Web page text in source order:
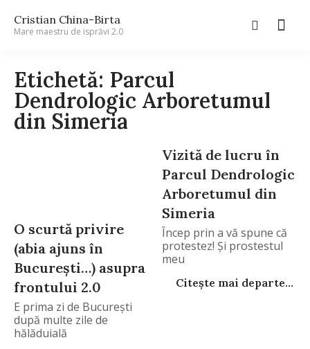
Cristian China-Birta
Mare maestru de isprăvi 2.0
Etichetă: Parcul
Dendrologic Arboretumul
din Simeria
O scurtă privire
(abia ajuns în
Bucureşti…) asupra
frontului 2.0
E prima zi de Bucureşti
după multe zile de
hălăduială
Vizită de lucru în
Parcul Dendrologic
Arboretumul din
Simeria
Încep prin a vă spune că
protestez! Şi prostestul
meu
Citește mai departe...